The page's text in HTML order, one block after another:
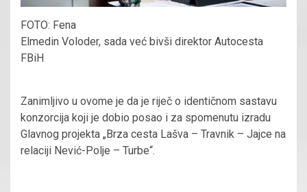
FOTO: Fena
Elmedin Voloder, sada već bivši direktor Autocesta
FBiH
Zanimljivo u ovome je da je riječ o identičnom sastavu
konzorcija koji je dobio posao i za spomenutu izradu
Glavnog projekta „Brza cesta Lašva – Travnik – Jajce na
relaciji Nević-Polje – Turbe“.